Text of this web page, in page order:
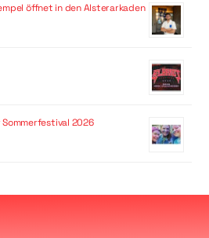
öffnet in den Alsterarkaden
2026